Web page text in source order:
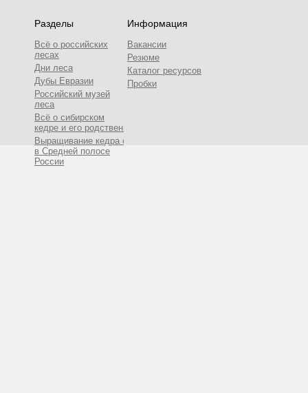
Разделы
Всё о российских
лесах
Дни леса
Дубы Евразии
Российский музей
леса
Всё о сибирском
кедре и его родственниках
Выращивание кедра сибирского
в Средней полосе
России
Информация
Вакансии
Резюме
Каталог ресурсов
Пробки